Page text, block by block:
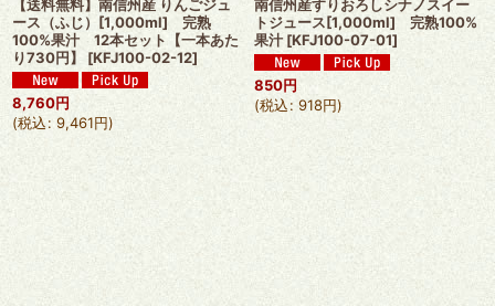
【送料無料】南信州産 りんごジュ
ース（ふじ）[1,000ml] 完熟
100%果汁 12本セット【一本あた
り730円】
[KFJ100-02-12]
8,760円
(税込: 9,461円)
南信州産すりおろしシナノスイー
トジュース[1,000ml] 完熟100%
果汁 [KFJ100-07-01]
850円
(税込: 918円)